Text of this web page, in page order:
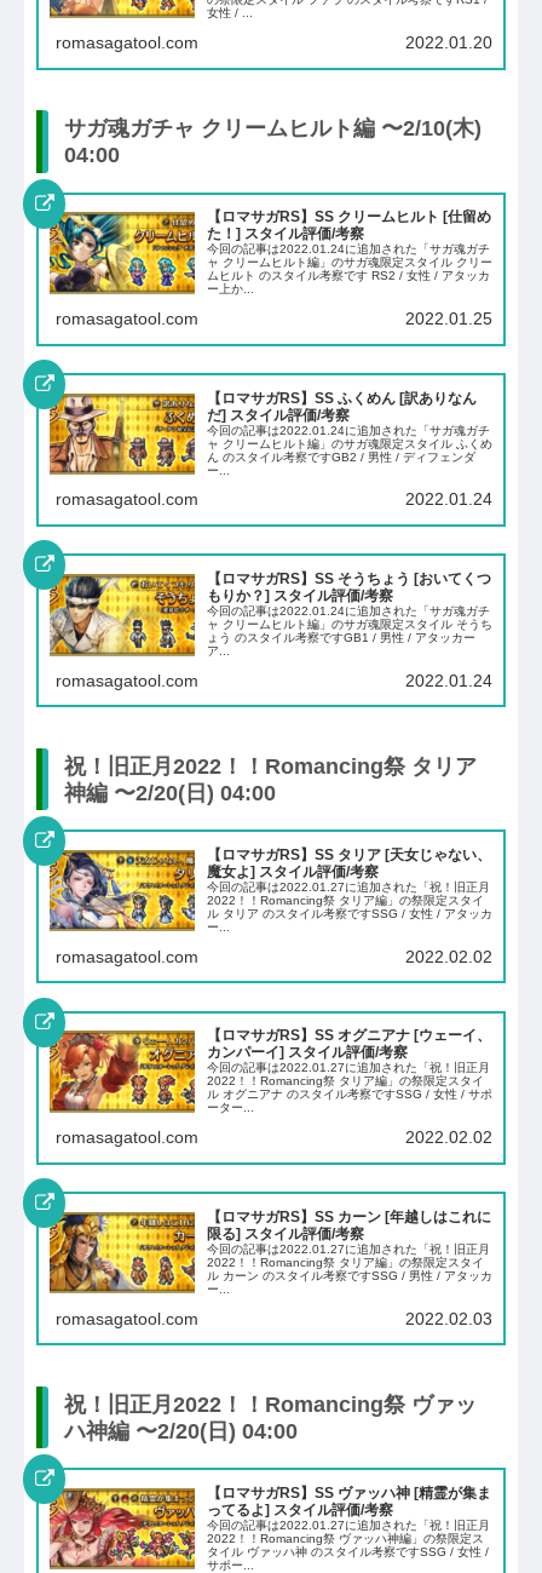
女性 / ...
romasagatool.com 2022.01.20
サガ魂ガチャ クリームヒルト編 〜2/10(木)
04:00
【ロマサガRS】SS クリームヒルト [仕留め
た！] スタイル評価/考察
今回の記事は2022.01.24に追加された「サガ魂ガチ
ャ クリームヒルト編」のサガ魂限定スタイル クリー
ムヒルト のスタイル考察です RS2 / 女性 / アタッカ
ー上か...
romasagatool.com 2022.01.25
【ロマサガRS】SS ふくめん [訳ありなん
だ] スタイル評価/考察
今回の記事は2022.01.24に追加された「サガ魂ガチ
ャ クリームヒルト編」のサガ魂限定スタイル ふくめ
ん のスタイル考察ですGB2 / 男性 / ディフェンダ
ー...
romasagatool.com 2022.01.24
【ロマサガRS】SS そうちょう [おいてくつ
もりか？] スタイル評価/考察
今回の記事は2022.01.24に追加された「サガ魂ガチ
ャ クリームヒルト編」のサガ魂限定スタイル そうち
ょう のスタイル考察ですGB1 / 男性 / アタッカー
ア...
romasagatool.com 2022.01.24
祝！旧正月2022！！Romancing祭 タリア
神編 〜2/20(日) 04:00
【ロマサガRS】SS タリア [天女じゃない、
魔女よ] スタイル評価/考察
今回の記事は2022.01.27に追加された「祝！旧正月
2022！！Romancing祭 タリア編」の祭限定スタイ
ル タリア のスタイル考察ですSSG / 女性 / アタッカ
ー...
romasagatool.com 2022.02.02
【ロマサガRS】SS オグニアナ [ウェーイ、
カンパーイ] スタイル評価/考察
今回の記事は2022.01.27に追加された「祝！旧正月
2022！！Romancing祭 タリア編」の祭限定スタイ
ル オグニアナ のスタイル考察ですSSG / 女性 / サポ
ーター...
romasagatool.com 2022.02.02
【ロマサガRS】SS カーン [年越しはこれに
限る] スタイル評価/考察
今回の記事は2022.01.27に追加された「祝！旧正月
2022！！Romancing祭 タリア編」の祭限定スタイ
ル カーン のスタイル考察ですSSG / 男性 / アタッカ
ー...
romasagatool.com 2022.02.03
祝！旧正月2022！！Romancing祭 ヴァッ
ハ神編 〜2/20(日) 04:00
【ロマサガRS】SS ヴァッハ神 [精霊が集ま
ってるよ] スタイル評価/考察
今回の記事は2022.01.27に追加された「祝！旧正月
2022！！Romancing祭 ヴァッハ神編」の祭限定ス
タイル ヴァッハ神 のスタイル考察ですSSG / 女性 /
サポー...